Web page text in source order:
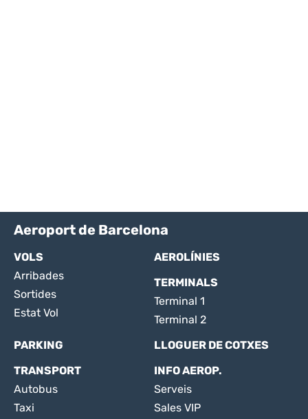
Aeroport de Barcelona
VOLS
Arribades
Sortides
Estat Vol
AEROLÍNIES
TERMINALS
Terminal 1
Terminal 2
PARKING
LLOGUER DE COTXES
TRANSPORT
Autobus
Taxi
INFO AEROP.
Serveis
Sales VIP